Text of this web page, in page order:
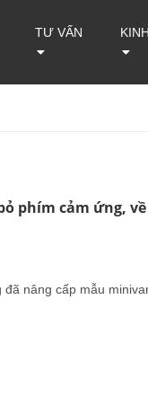
TƯ VẤN
phím cảm ứng,
nâng cấp mẫu